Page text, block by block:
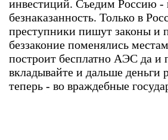
инвестиций. Съедим Россию -
безнаказанность. Только в
преступники пишут законы
беззаконие поменялись
построит бесплатно АЭС да и
вкладывайте и дальше деньги
теперь - во враждебные